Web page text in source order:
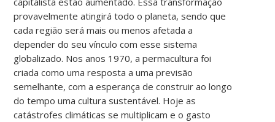
provavelmente atingirá todo o planeta, sendo que
cada região será mais ou menos afetada a
depender do seu vínculo com esse sistema
globalizado. Nos anos 1970, a permacultura foi
criada como uma resposta a uma previsão
semelhante, com a esperança de construir ao longo
do tempo uma cultura sustentável. Hoje as
catástrofes climáticas se multiplicam e o gasto